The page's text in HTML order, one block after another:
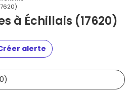
à Échillais (17620)
alerte